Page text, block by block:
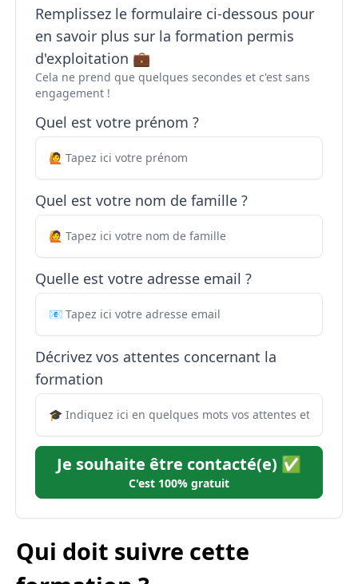
Remplissez le formulaire ci-dessous pour
en savoir plus sur la formation permis
d'exploitation 💼
Cela ne prend que quelques secondes et c'est sans
engagement !
Quel est votre prénom ?
Quel est votre nom de famille ?
Quelle est votre adresse email ?
Décrivez vos attentes concernant la
formation
Je souhaite être contacté(e) ✅
C'est 100% gratuit
Qui doit suivre cette